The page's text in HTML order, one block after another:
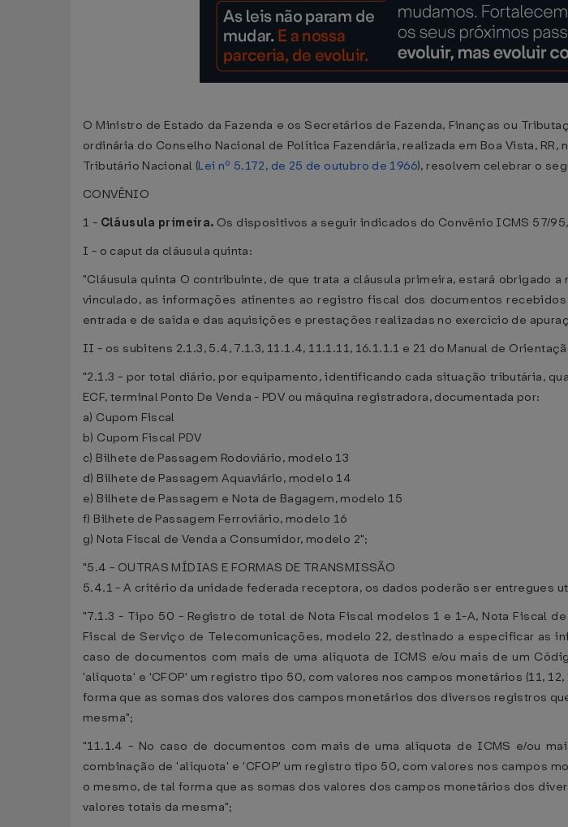
O Ministro de Estado da Fazenda e os Secretários de Fazenda, Finanças ou
ordinária do Conselho Nacional de Política Fazendária, realizada em Boa Vista,
Tributário Nacional (Lei nº 5.172, de 25 de outubro de 1966), resolvem celebrar o
CONVÊNIO
1 - Cláusula primeira. Os dispositivos a seguir indicados do Convênio ICMS 57/
I - o caput da cláusula quinta:
"Cláusula quinta O contribuinte, de que trata a cláusula primeira, estará obrigado
vinculado, as informações atinentes ao registro fiscal dos documentos
entrada e de saída e das aquisições e prestações realizadas no exercício de
II - os subitens 2.1.3, 5.4, 7.1.3, 11.1.4, 11.1.11, 16.1.1.1 e 21 do Manual de
"2.1.3 - por total diário, por equipamento, identificando cada situação tributária,
ECF, terminal Ponto De Venda - PDV ou máquina registradora, documentada por:
a) Cupom Fiscal
b) Cupom Fiscal PDV
c) Bilhete de Passagem Rodoviário, modelo 13
d) Bilhete de Passagem Aquaviário, modelo 14
e) Bilhete de Passagem e Nota de Bagagem, modelo 15
f) Bilhete de Passagem Ferroviário, modelo 16
g) Nota Fiscal de Venda a Consumidor, modelo 2";
"5.4 - OUTRAS MÍDIAS E FORMAS DE TRANSMISSÃO
5.4.1 - A critério da unidade federada receptora, os dados poderão ser entregues
"7.1.3 - Tipo 50 - Registro de total de Nota Fiscal modelos 1 e 1-A, Nota Fiscal
Fiscal de Serviço de Telecomunicações, modelo 22, destinado a especificar as
caso de documentos com mais de uma alíquota de ICMS e/ou mais de um
'alíquota' e 'CFOP' um registro tipo 50, com valores nos campos monetários (11,
forma que as somas dos valores dos campos monetários dos diversos registros
mesma";
"11.1.4 - No caso de documentos com mais de uma alíquota de ICMS e/ou
combinação de 'alíquota' e 'CFOP' um registro tipo 50, com valores nos campos
o mesmo, de tal forma que as somas dos valores dos campos monetários dos
valores totais da mesma";